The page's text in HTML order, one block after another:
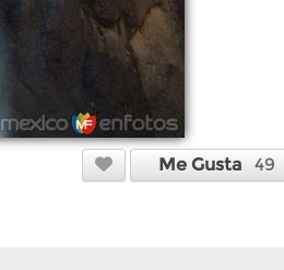
Me Gusta 49